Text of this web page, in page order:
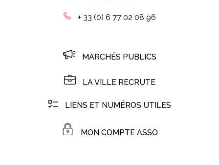
+ 33 (0) 6 77 02 08 96
MARCHÉS PUBLICS
LA VILLE RECRUTE
LIENS ET NUMÉROS UTILES
MON COMPTE ASSO